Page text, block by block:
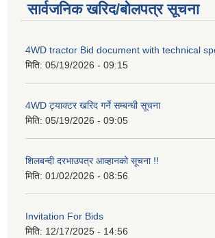
सार्वजनिक खरिद/बोलपत्र सूचना
4WD tractor Bid document with technical
मिति: 05/19/2026 - 09:15
4WD ट्याक्टर खरिद गर्ने सम्बन्धी सूचना
मिति: 05/19/2026 - 09:05
शिलबन्दी दरभाउपत्र आव्हानको सूचना !!
मिति: 01/02/2026 - 08:56
Invitation For Bids
मिति: 12/17/2025 - 14:56